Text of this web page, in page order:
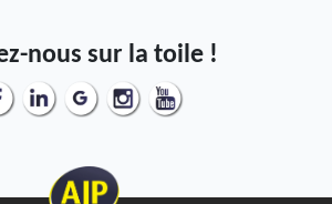
nous sur la toile !